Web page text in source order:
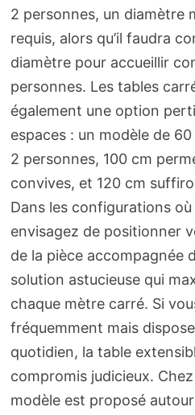
2 personnes, un diamètre
requis, alors qu’il faudra
diamètre pour accueillir
personnes. Les tables
également une option
espaces : un modèle de
2 personnes, 100 cm
convives, et 120 cm
Dans les configurations où
envisagez de positionner
de la pièce accompagnée
solution astucieuse qui
chaque mètre carré. Si
fréquemment mais
quotidien, la table
compromis judicieux.
modèle est proposé